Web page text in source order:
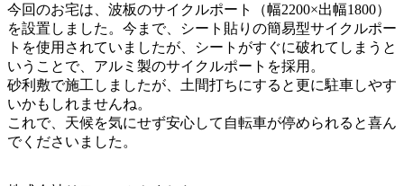
今回のお宅は、波板のサイクルポート（幅2200×出幅1800）
を設置しました。今まで、シート貼りの簡易型サイクルポー
トを使用されていましたが、シートがすぐに破れてしまうと
いうことで、アルミ製のサイクルポートを採用。
砂利敷で施工しましたが、土間打ちにすると更に駐車しやす
いかもしれませんね。
これで、天候を気にせず安心して自転車が停められると喜ん
でくださいました。